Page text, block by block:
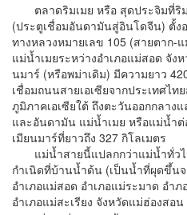
ตลาดริมเมย หรือ สุดประจิมที่ริ
(ประตูเชื่อมอันดามันสู่อินโดจีน) ตั้ง
ทางหลวงหมายเลข 105 (สายตาก-
แม่น้ำเมยระหว่างอำเภอแม่สอด จัง
นมาร์ (หรือพม่าเดิม) มีความยาว
เชื่อมถนนสายเอเซียจากประเทศไ
ภูมิภาคเอเซียใต้ ถึงตะวันออกกลาง
และอันดามัน แม่น้ำเมย หรือแม่น้ำ
เมียนมาร์ที่ยาวถึง 327 กิโลเมตร
แม่น้ำสายนี้แปลกกว่าแม่น้ำทั่วไ
กำเนิดที่บ้านน้ำด้น (เป็นน้ำที่ผุดขึ้น
อำเภอแม่สอด อำเภอแม่ระมาด อำ
อำเภอแม่สะเรียง จังหวัดแม่ฮ่องส